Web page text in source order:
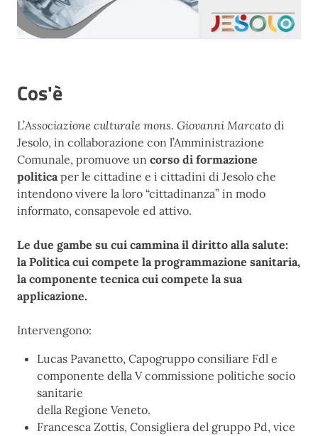
Cos'è
L’Associazione culturale mons. Giovanni Marcato di
Jesolo, in collaborazione con l’Amministrazione
Comunale, promuove un corso di formazione
politicaper le cittadine e i cittadini di Jesolo che
intendono vivere la loro “cittadinanza” in modo
informato, consapevole ed attivo.
Le due gambe su cui cammina il diritto alla salute:
la Politica cui compete la programmazione sanitaria,
la componente tecnica cui compete la sua
applicazione.
Intervengono:
Lucas Pavanetto, Capogruppo consiliare Fdl e
componente della V commissione politiche socio
sanitarie
della Regione Veneto.
Francesca Zottis, Consigliera del gruppo Pd, vice